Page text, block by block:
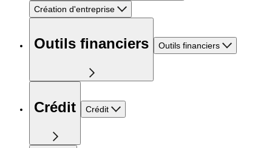
Création d'entreprise
Outils financiers Outils financiers
Crédit Crédit